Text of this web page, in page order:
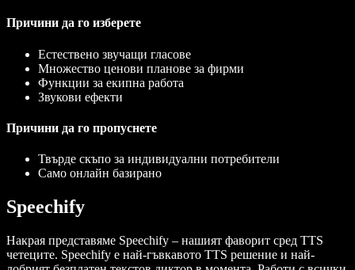
Причини да го изберете
Естествено звучащи гласове
Множество ценови планове за фирми
Функции за екипна работа
Звукови ефекти
Причини да го пропуснете
Твърде скъпо за индивидуални потребители
Само онлайн базирано
Speechify
Накрая представяме Speechify – нашият фаворит сред TTS
четеците. Speechify е най-гъвкавото TTS решение и най-